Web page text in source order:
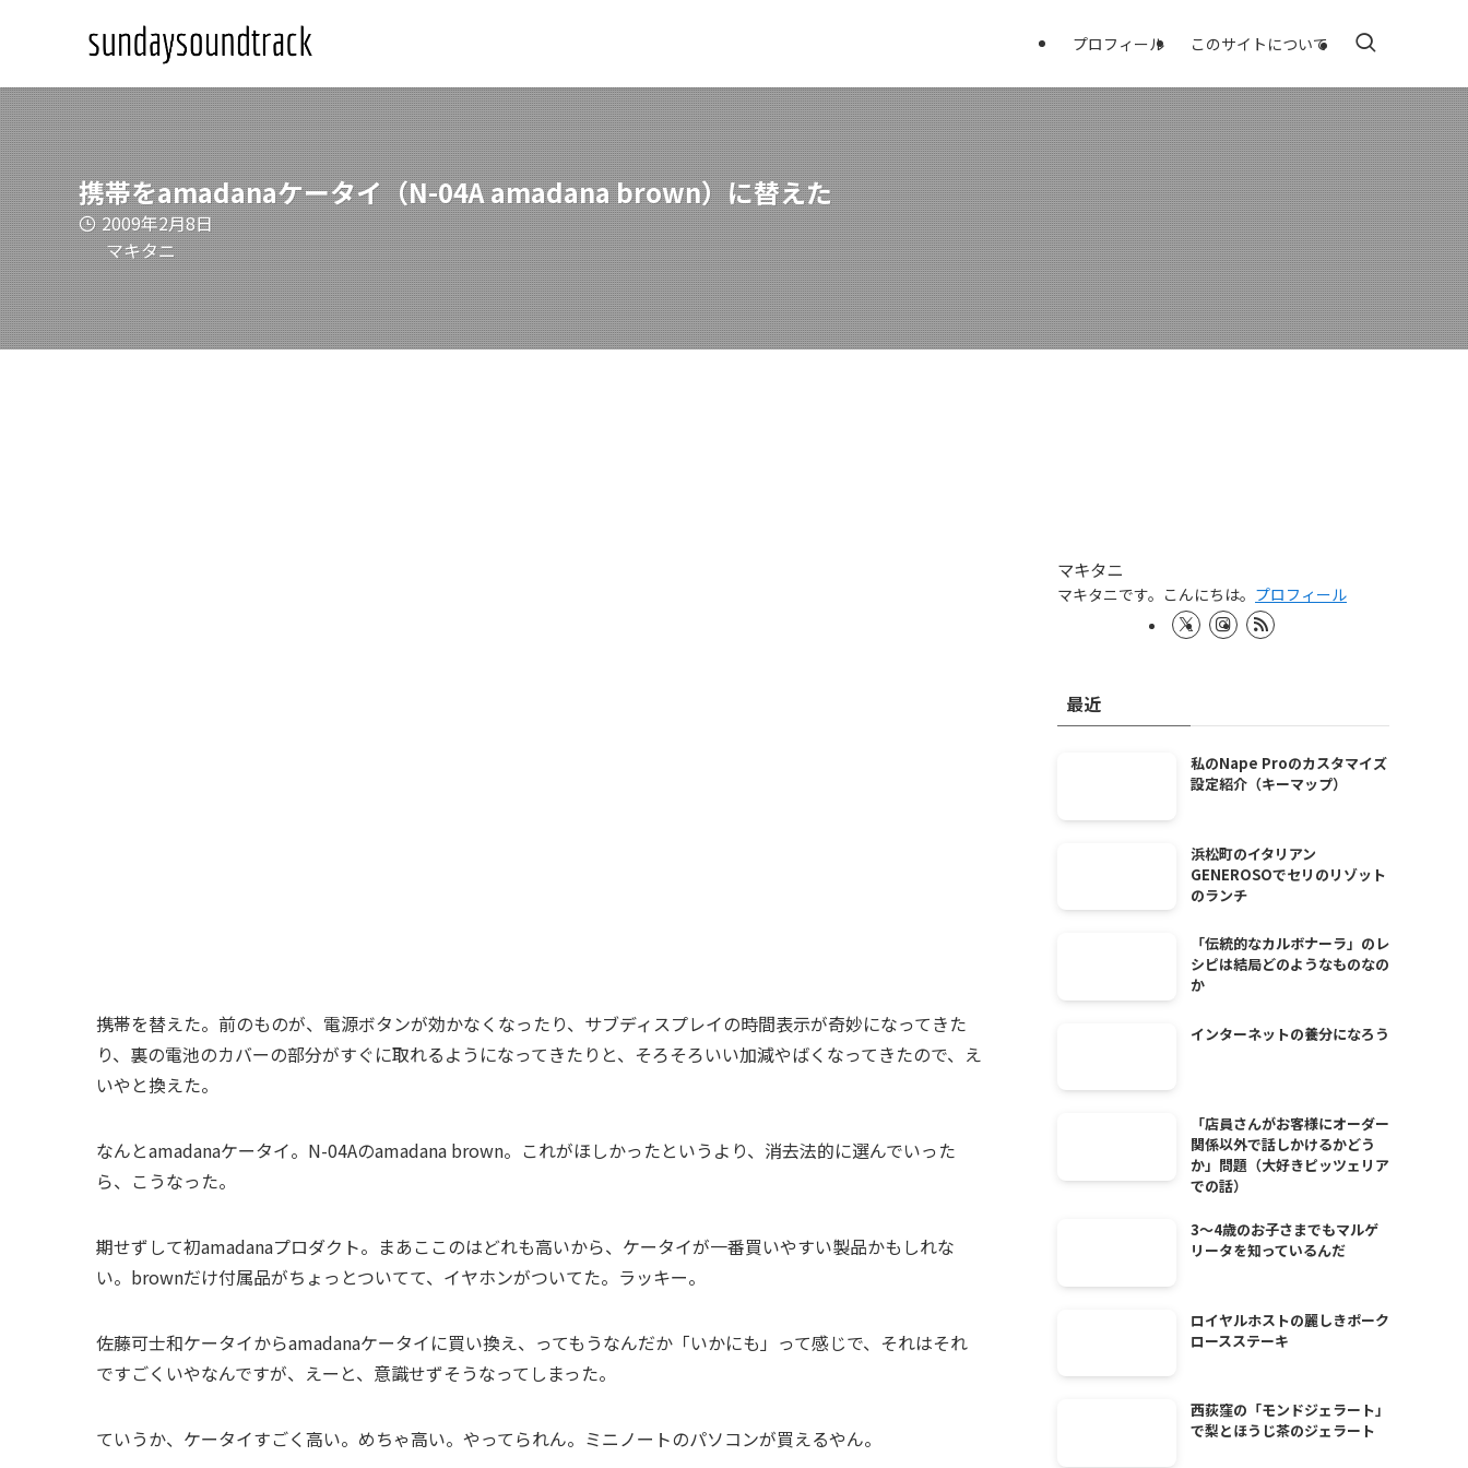
プロフィール このサイトについて
携帯をamadanaケータイ（N-04A amadana brown）に替えた
2009年2月8日
マキタニ
携帯を替えた。前のものが、電源ボタンが効かなくなったり、サブディスプレイの時間表示が奇妙になってきた
り、裏の電池のカバーの部分がすぐに取れるようになってきたりと、そろそろいい加減やばくなってきたので、え
いやと換えた。
なんとamadanaケータイ。N-04Aのamadana brown。これがほしかったというより、消去法的に選んでいった
ら、こうなった。
期せずして初amadanaプロダクト。まあここのはどれも高いから、ケータイが一番買いやすい製品かもしれな
い。brownだけ付属品がちょっとついてて、イヤホンがついてた。ラッキー。
佐藤可士和ケータイからamadanaケータイに買い換え、ってもうなんだか「いかにも」って感じで、それはそれ
ですごくいやなんですが、えーと、意識せずそうなってしまった。
ていうか、ケータイすごく高い。めちゃ高い。やってられん。ミニノートのパソコンが買えるやん。
マキタニ
マキタニです。こんにちは。 プロフィール
最近
私のNape Proのカスタマイズ
設定紹介（キーマップ）
浜松町のイタリアン
GENEROSOでセリのリゾット
のランチ
「伝統的なカルボナーラ」のレ
シピは結局どのようなものなの
か
インターネットの養分になろう
「店員さんがお客様にオーダー
関係以外で話しかけるかどう
か」問題（大好きピッツェリア
での話）
3～4歳のお子さまでもマルゲ
リータを知っているんだ
ロイヤルホストの麗しきポーク
ロースステーキ
西荻窪の「モンドジェラート」
で梨とほうじ茶のジェラート